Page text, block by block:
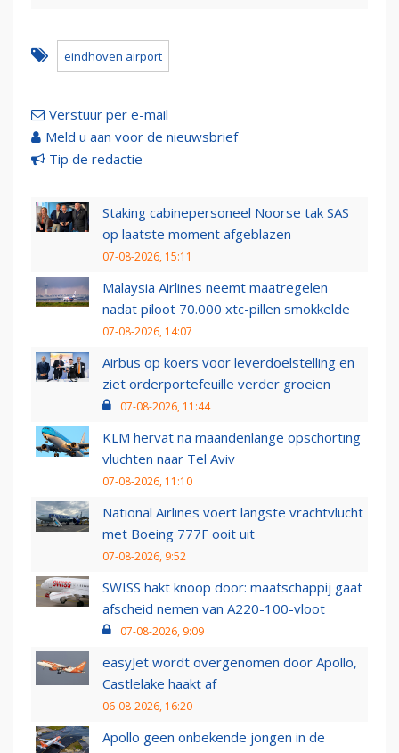
eindhoven airport
Verstuur per e-mail
Meld u aan voor de nieuwsbrief
Tip de redactie
Staking cabinepersoneel Noorse tak SAS
op laatste moment afgeblazen
07-08-2026, 15:11
Malaysia Airlines neemt maatregelen
nadat piloot 70.000 xtc-pillen smokkelde
07-08-2026, 14:07
Airbus op koers voor leverdoelstelling en
ziet orderportefeuille verder groeien
07-08-2026, 11:44
KLM hervat na maandenlange opschorting
vluchten naar Tel Aviv
07-08-2026, 11:10
National Airlines voert langste vrachtvlucht
met Boeing 777F ooit uit
07-08-2026, 9:52
SWISS hakt knoop door: maatschappij gaat
afscheid nemen van A220-100-vloot
07-08-2026, 9:09
easyJet wordt overgenomen door Apollo,
Castlelake haakt af
06-08-2026, 16:20
Apollo geen onbekende jongen in de